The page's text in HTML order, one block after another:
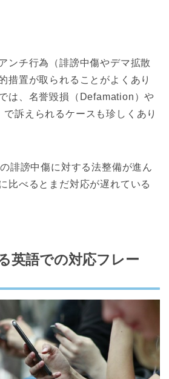
ンチ行為（誹謗中傷やデマ拡散
措置が取られることがよくあり
は、名誉毀損（Defamation）や
訴えられるケースも珍しくあり
誹謗中傷に対する法整備が進ん
比べるとまだ対応が遅れている
英語での対応フレー